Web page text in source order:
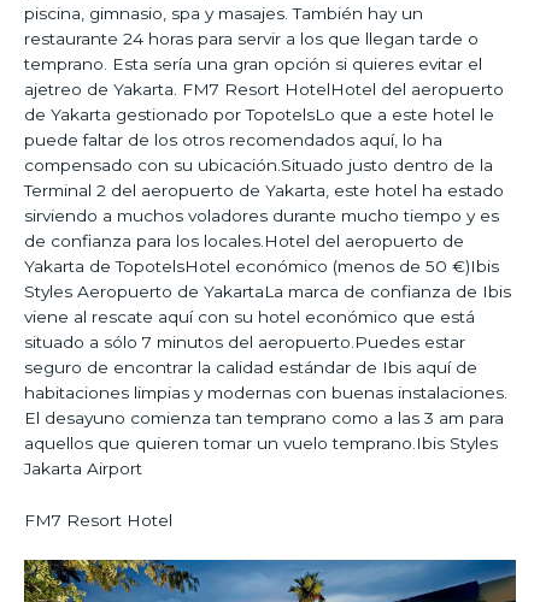
piscina, gimnasio, spa y masajes. También hay un
restaurante 24 horas para servir a los que llegan tarde o
temprano. Esta sería una gran opción si quieres evitar el
ajetreo de Yakarta. FM7 Resort HotelHotel del aeropuerto
de Yakarta gestionado por TopotelsLo que a este hotel le
puede faltar de los otros recomendados aquí, lo ha
compensado con su ubicación.Situado justo dentro de la
Terminal 2 del aeropuerto de Yakarta, este hotel ha estado
sirviendo a muchos voladores durante mucho tiempo y es
de confianza para los locales.Hotel del aeropuerto de
Yakarta de TopotelsHotel económico (menos de 50 €)Ibis
Styles Aeropuerto de YakartaLa marca de confianza de Ibis
viene al rescate aquí con su hotel económico que está
situado a sólo 7 minutos del aeropuerto.Puedes estar
seguro de encontrar la calidad estándar de Ibis aquí de
habitaciones limpias y modernas con buenas instalaciones.
El desayuno comienza tan temprano como a las 3 am para
aquellos que quieren tomar un vuelo temprano.Ibis Styles
Jakarta Airport
FM7 Resort Hotel